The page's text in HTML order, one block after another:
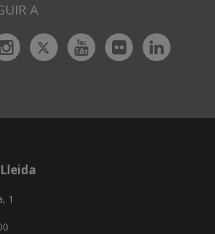
A
Instagram
TwitterYoutubeFlickr
1